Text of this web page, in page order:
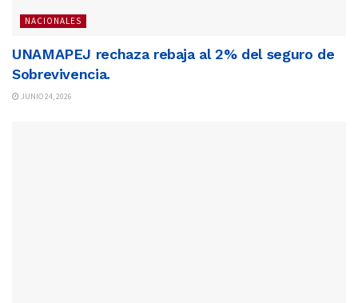
NACIONALES
UNAMAPEJ rechaza rebaja al 2% del seguro de
Sobrevivencia.
JUNIO 24, 2026